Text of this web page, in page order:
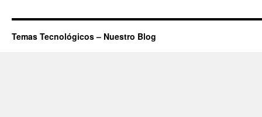
Temas Tecnológicos – Nuestro Blog